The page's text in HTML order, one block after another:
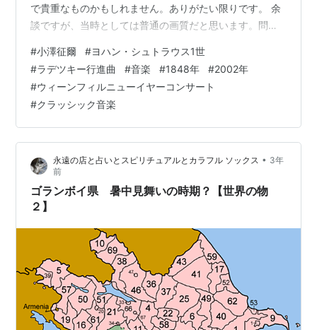
で貴重なものかもしれません。ありがたい限りです。 余
談ですが、当時としては普通の画質だと思います。問題
個人的に思っていたより少し落ちる印象があります。僕
にとって、2002年は「つい最近」な感覚なのですが、そ
れは違うということをまざまざと感じさせられました。
● 今回は、今月6日にお亡くなりになられた小澤征爾さ
んにちなみ、僕が「小澤征爾さんといえば…」で思い出
す音楽ということで、小澤さんが…
#小澤征爾 #ヨハン・シュトラウス1世
#ラデツキー行進曲 #音楽 #1848年 #2002年
#ウィーンフィルニューイヤーコンサート
#クラッシック音楽
永遠の店と占いとスピリチュアルとカラフル ソックス • 3年
前
ゴランボイ県 暑中見舞いの時期？【世界の物
２】